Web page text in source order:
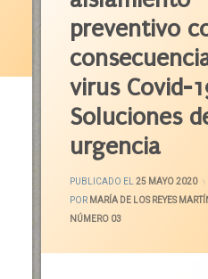
preventivo
virus Covid-
Soluciones
urgencia
PUBLICADO EL 25 MAYO 2020
POR MARÍA DE LOS REYES
CATEGORÍAS:
NÚMERO 03
Desplazamiento
Diagnóstico
Empresas
Enfermedad Común
Enfermedad Profesional
Estado De Alarma
Exposición
Incapacidad Temporal